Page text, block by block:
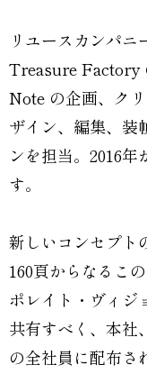
リユースカンパ
Treasure Factory
Note の企画、ク
ザイン、編集、装
ンを担当。2016
す。
新しいコンセプト
160頁からなるこ
ポレイト・ヴィジ
共有すべく、本社
の全社員に配布さ